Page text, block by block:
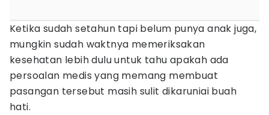
Ketika sudah setahun tapi belum punya anak juga,
mungkin sudah waktnya memeriksakan
kesehatan lebih dulu untuk tahu apakah ada
persoalan medis yang memang membuat
pasangan tersebut masih sulit dikaruniai buah
hati.